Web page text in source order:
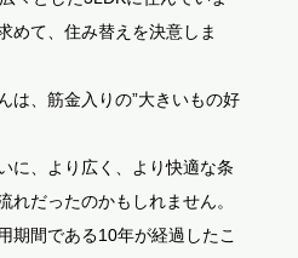
めて、住み替えを決意しま
は、筋金入りの”大きいもの好
に、より広く、より快適な条
れだったのかもしれません。
期間である10年が経過したこ